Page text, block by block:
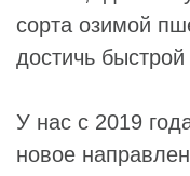
сорта озимой
достичь
У нас с 2019
новое